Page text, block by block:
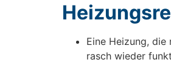
Eine Heizung,
rasch wieder